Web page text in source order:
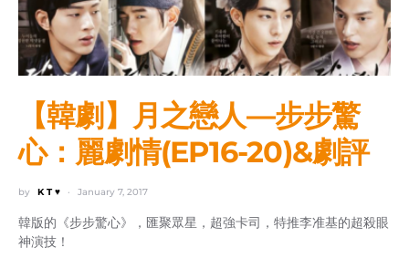
【韓劇】月之戀人—步步驚
心：麗劇情(EP16-20)&劇評
by K T ♥ January 7, 2017
韓版的《步步驚心》，匯聚眾星，超強卡司，特推李准基的超殺眼
神演技！